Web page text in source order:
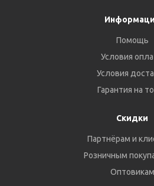
Помощь
Условия
Условия
Гарантия на
Скидки
Партнёрам и
Розничным
Оптовикам